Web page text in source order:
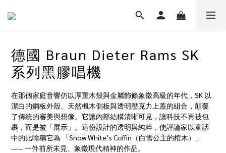
德國 Braun Dieter Rams SK
系列黑膠唱機
在那個家庭音響仍以厚重木殼與金屬飾條象徵高級的年代，SK 以
潔白的鋼板外殼、天然楓木側板與透明壓克力上蓋的組合，顛覆
了傳統的審美與想像。它讓內部結構清晰可見，讓科技不再被包
裹，而是被「展示」。這份設計的透明與純粹，使評論家以童話
中的比喻稱它為 「Snow White’s Coffin（白雪公主的棺木）」
—— 一件前所未見、象徵現代精神的作品。